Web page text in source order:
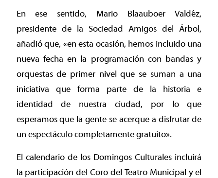
En ese sentido, Mario Blaauboer Valdéz,
presidente de la Sociedad Amigos del Árbol,
añadió que, «en esta ocasión, hemos incluido una
nueva fecha en la programación con bandas y
orquestas de primer nivel que se suman a una
iniciativa que forma parte de la historia e
identidad de nuestra ciudad, por lo que
esperamos que la gente se acerque a disfrutar de
un espectáculo completamente gratuito».
El calendario de los Domingos Culturales incluirá
la participación del Coro del Teatro Municipal y el